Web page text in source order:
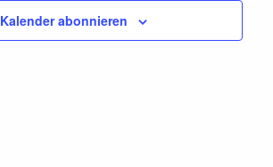
Kalender abonnieren